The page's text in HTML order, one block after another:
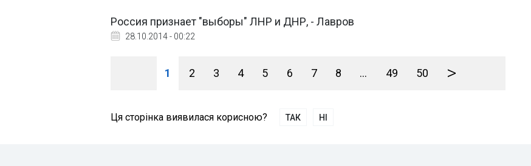
Россия признает "выборы" ЛНР и ДНР, - Лавров
28.10.2014 - 00:22
1 2 3 4 5 6 7 8 ... 49 50 >
Ця сторінка виявилася корисною? ТАК НІ